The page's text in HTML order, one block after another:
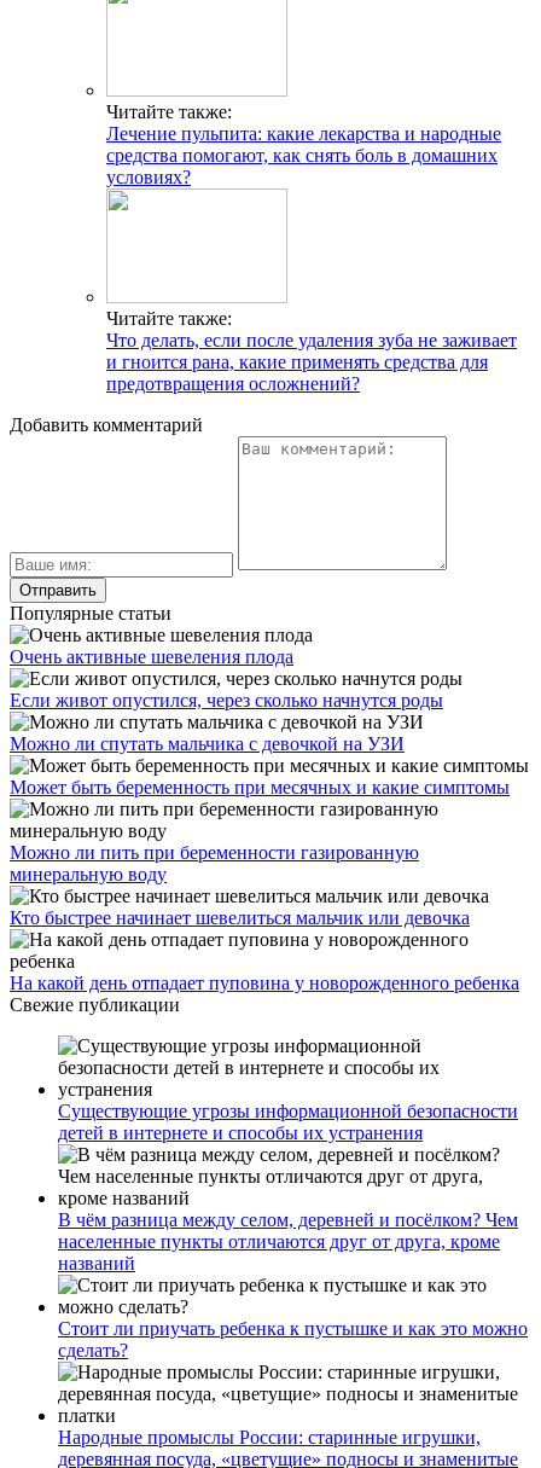
Читайте также:
Лечение пульпита: какие лекарства и народные
средства помогают, как снять боль в домашних
условиях?
Читайте также:
Что делать, если после удаления зуба не заживает
и гноится рана, какие применять средства для
предотвращения осложнений?
Добавить комментарий
Популярные статьи
Очень активные шевеления плода
Если живот опустился, через сколько начнутся роды
Можно ли спутать мальчика с девочкой на УЗИ
Может быть беременность при месячных и какие симптомы
Можно ли пить при беременности газированную
минеральную воду
Кто быстрее начинает шевелиться мальчик или девочка
На какой день отпадает пуповина у новорожденного ребенка
Свежие публикации
Существующие угрозы информационной безопасности
детей в интернете и способы их устранения
В чём разница между селом, деревней и посёлком? Чем
населенные пункты отличаются друг от друга, кроме
названий
Стоит ли приучать ребенка к пустышке и как это можно
сделать?
Народные промыслы России: старинные игрушки,
деревянная посуда, «цветущие» подносы и знаменитые